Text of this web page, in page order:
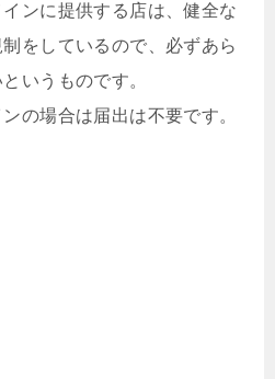
ンに提供する店は、健全な
をしているので、必ずあら
いうものです。
の場合は届出は不要です。